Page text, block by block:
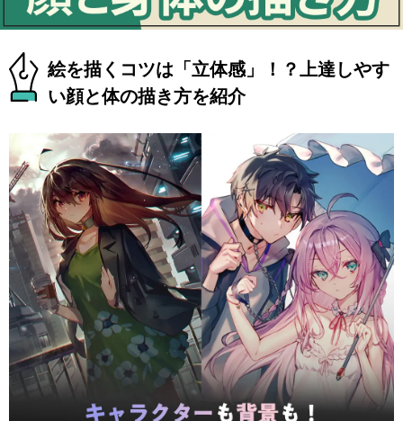
絵を描くコツは「立体感」！？上達しやす
い顔と体の描き方を紹介